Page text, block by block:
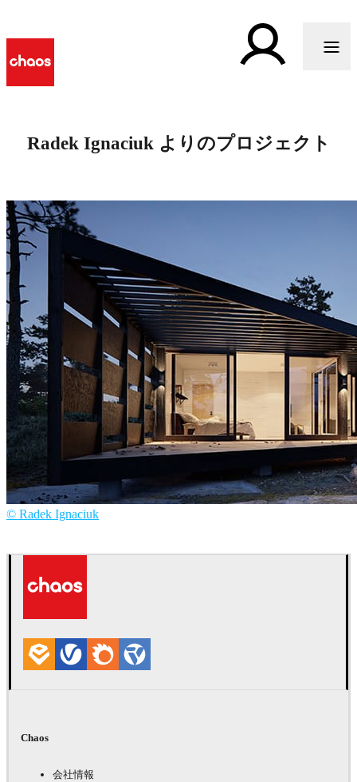
Radek Ignaciuk よりのプロジェクト
© Radek Ignaciuk
Chaos
会社情報